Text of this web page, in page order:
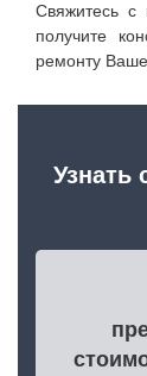
Свяжитесь с
получите
ремонту
Узнать